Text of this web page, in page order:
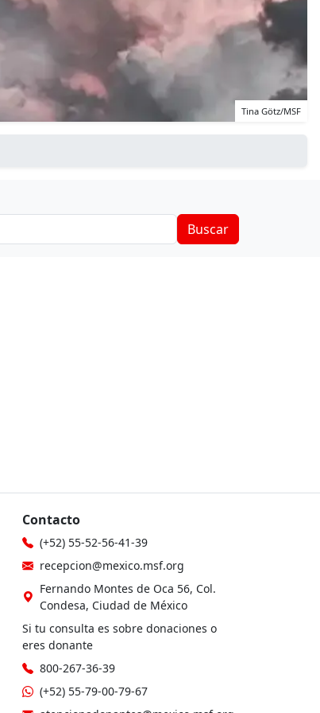
Tina Götz/MSF
Buscar
Contacto
(+52) 55-52-56-41-39
recepcion@mexico.msf.org
Fernando Montes de Oca 56, Col.
Condesa, Ciudad de México
Si tu consulta es sobre donaciones o
eres donante
800-267-36-39
(+52) 55-79-00-79-67